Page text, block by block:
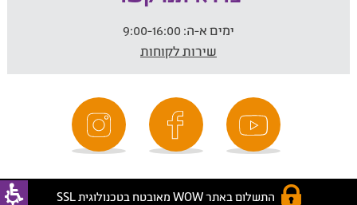
ימים א-ה:
שירות לקוחות
התשלום באתר WOW מאובטח בטכנולוגית SSL